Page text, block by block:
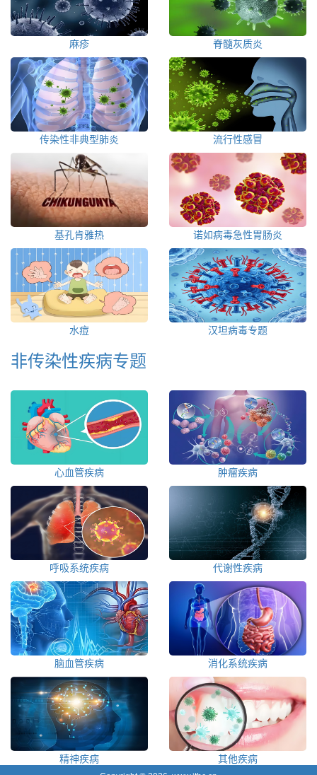
麻疹 脊髓灰质炎
传染性非典型肺炎 流行性感冒
基孔肯雅热 诺如病毒急性胃肠炎
水痘 汉坦病毒专题
非传染性疾病专题
心血管疾病 肿瘤疾病
呼吸系统疾病 代谢性疾病
脑血管疾病 消化系统疾病
精神疾病 其他疾病